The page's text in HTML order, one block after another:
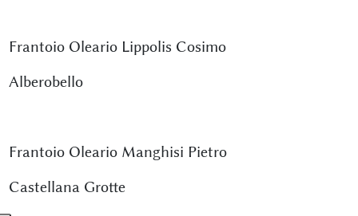
Frantoio Oleario Lippolis Cosimo
Alberobello
Frantoio Oleario Manghisi Pietro
Castellana Grotte